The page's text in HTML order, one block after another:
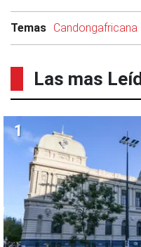
Temas Candongafricana
Las mas